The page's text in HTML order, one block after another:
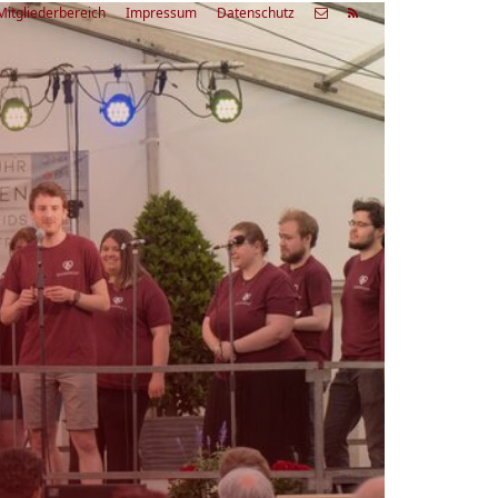
Impressum Datenschutz
Letzte Alle
Acapella Week - offen
alle
Uhr
Zum Workshop